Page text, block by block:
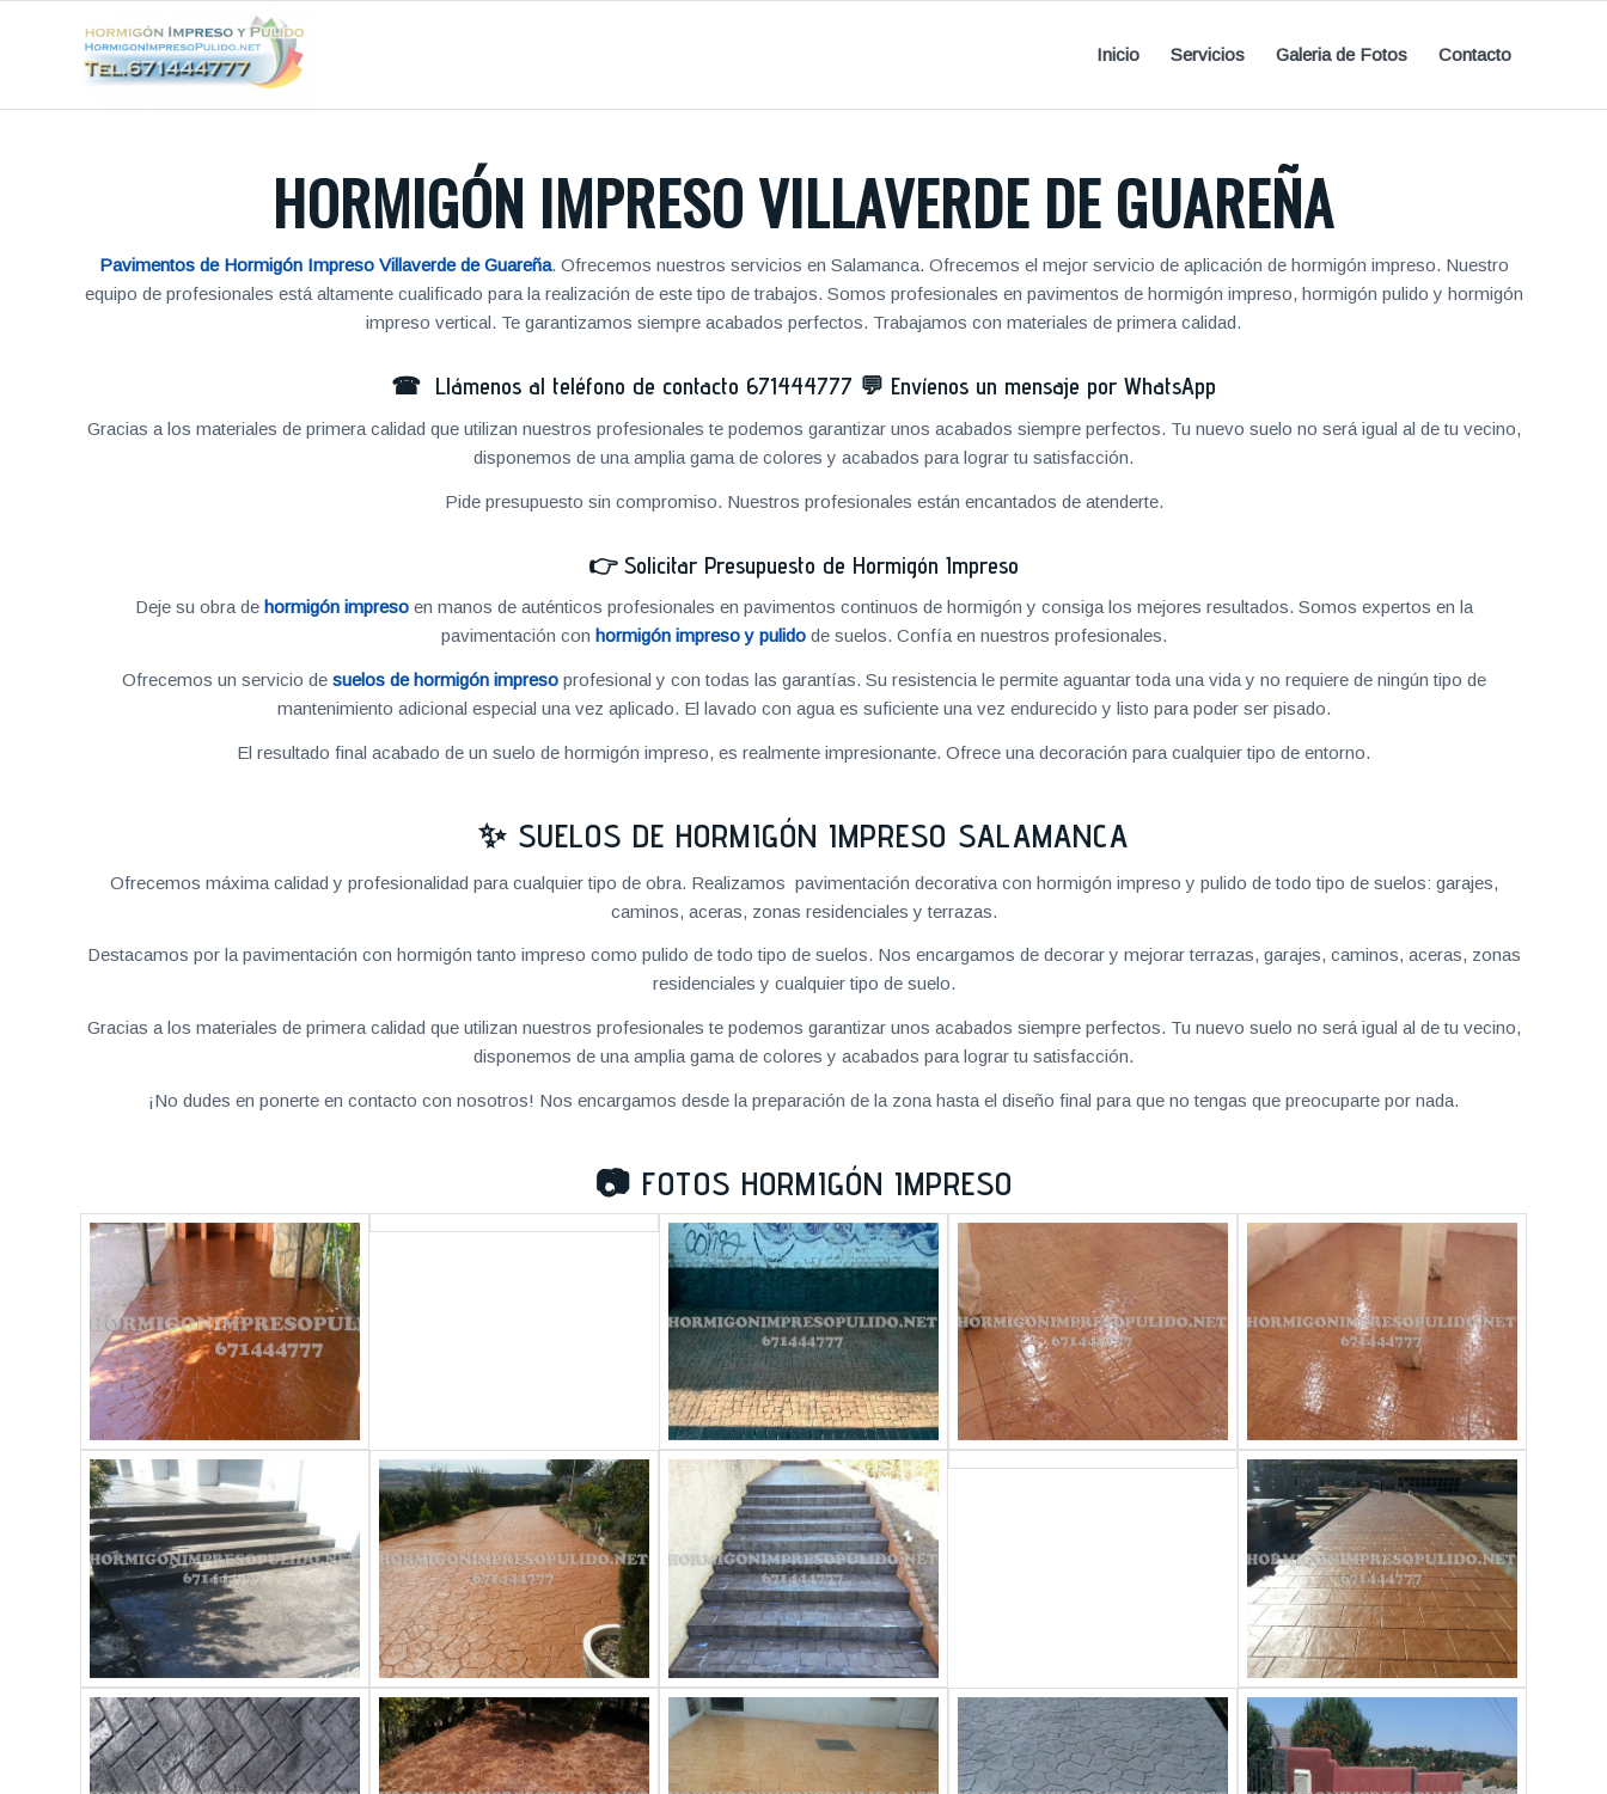
Inicio Servicios Galeria de Fotos Contacto
HORMIGÓN IMPRESO VILLAVERDE DE GUAREÑA
Pavimentos de Hormigón Impreso Villaverde de Guareña. Ofrecemos nuestros servicios en Salamanca. Ofrecemos el mejor servicio de aplicación de hormigón impreso. Nuestro
equipo de profesionales está altamente cualificado para la realización de este tipo de trabajos. Somos profesionales en pavimentos de hormigón impreso, hormigón pulido y hormigón
impreso vertical. Te garantizamos siempre acabados perfectos. Trabajamos con materiales de primera calidad.
☎ Llámenos al teléfono de contacto 671444777 💬 Envíenos un mensaje por WhatsApp
Gracias a los materiales de primera calidad que utilizan nuestros profesionales te podemos garantizar unos acabados siempre perfectos. Tu nuevo suelo no será igual al de tu vecino,
disponemos de una amplia gama de colores y acabados para lograr tu satisfacción.
Pide presupuesto sin compromiso. Nuestros profesionales están encantados de atenderte.
👉 Solicitar Presupuesto de Hormigón Impreso
Deje su obra de hormigón impresoen manos de auténticos profesionales en pavimentos continuos de hormigón y consiga los mejores resultados. Somos expertos en la
pavimentación con hormigón impreso y pulidode suelos. Confía en nuestros profesionales.
Ofrecemos un servicio de suelos de hormigón impresoprofesional y con todas las garantías. Su resistencia le permite aguantar toda una vida y no requiere de ningún tipo de
mantenimiento adicional especial una vez aplicado. El lavado con agua es suficiente una vez endurecido y listo para poder ser pisado.
El resultado final acabado de un suelo de hormigón impreso, es realmente impresionante. Ofrece una decoración para cualquier tipo de entorno.
✨ SUELOS DE HORMIGÓN IMPRESO SALAMANCA
Ofrecemos máxima calidad y profesionalidad para cualquier tipo de obra. Realizamos pavimentación decorativa con hormigón impreso y pulido de todo tipo de suelos: garajes,
caminos, aceras, zonas residenciales y terrazas.
Destacamos por la pavimentación con hormigón tanto impreso como pulido de todo tipo de suelos. Nos encargamos de decorar y mejorar terrazas, garajes, caminos, aceras, zonas
residenciales y cualquier tipo de suelo.
Gracias a los materiales de primera calidad que utilizan nuestros profesionales te podemos garantizar unos acabados siempre perfectos. Tu nuevo suelo no será igual al de tu vecino,
disponemos de una amplia gama de colores y acabados para lograr tu satisfacción.
¡No dudes en ponerte en contacto con nosotros! Nos encargamos desde la preparación de la zona hasta el diseño final para que no tengas que preocuparte por nada.
📷 FOTOS HORMIGÓN IMPRESO